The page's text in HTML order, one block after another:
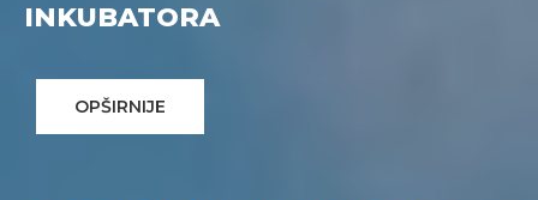
INKUBATORA
OPŠIRNIJE